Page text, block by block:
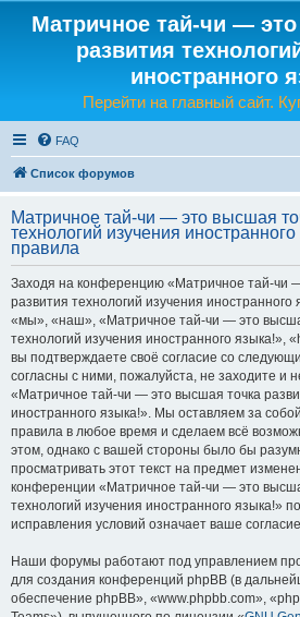
Матричное тай-чи —
развития
иностранного
Перейти на главный сайт.
FAQ
Список форумов
Матричное тай-чи — это высшая
технологий изучения
правила
Заходя на конференцию «Матричное тай-чи
развития технологий изучения
«мы», «наш», «Матричное тай-чи — это
технологий изучения иностранного языка!»,
вы подтверждаете своё согласие со
согласны с ними, пожалуйста, не заходите и
«Матричное тай-чи — это высшая точка
иностранного языка!». Мы оставляем за
правила в любое время и сделаем всё
этом, однако с вашей стороны было бы
просматривать этот текст на предмет
конференции «Матричное тай-чи — это
технологий изучения иностранного языка!»
исправления условий означает ваше
Наши форумы работают под управлением
для создания конференций phpBB (в
обеспечение phpBB», «www.phpbb.com»,